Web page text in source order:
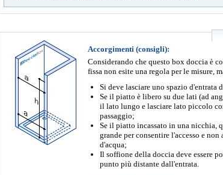
Accorgimenti (consigli):
Considerando che questo box doccia è
fissa non esite una regola per le misure,
Si deve lasciare uno spazio d'entrata
Se il piatto è libero su due lati (ad
il lato lungo e lasciare lato piccolo
passaggio;
Se il piatto incassato in una nicchia,
grande per consentire l'accesso e
d'acqua;
Il soffione della doccia deve essere
punto più distante dall'entrata.